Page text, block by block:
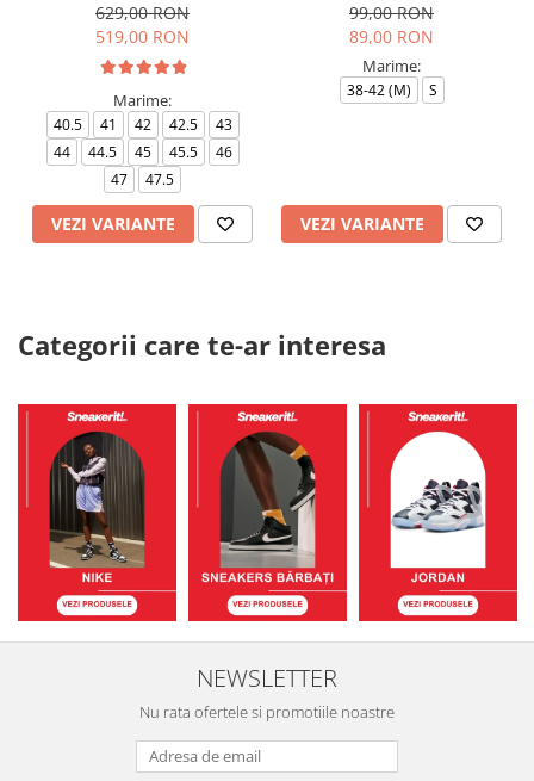
629,00 RON
519,00 RON
Marime:
40.5 41 42 42.5
43
44
44.5 45 45.5
46
47
47.5
VEZI VARIANTE
99,00 RON
89,00 RON
Marime:
38-42 (M) S
VEZI VARIANTE
Categorii care te-ar interesa
NEWSLETTER
Nu rata ofertele si promotiile noastre